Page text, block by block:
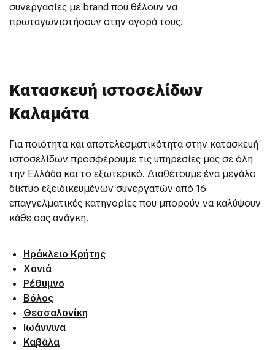
συνεργασίες με brand που θέλουν να
πρωταγωνιστήσουν στην αγορά τους.
Κατασκευή ιστοσελίδων
Καλαμάτα
Για ποιότητα και αποτελεσματικότητα στην κατασκευή
ιστοσελίδων προσφέρουμε τις υπηρεσίες μας σε όλη
την Ελλάδα και το εξωτερικό. Διαθέτουμε ένα μεγάλο
δίκτυο εξειδικευμένων συνεργατών από 16
επαγγελματικές κατηγορίες που μπορούν να καλύψουν
κάθε σας ανάγκη.
Ηράκλειο Κρήτης
Χανιά
Ρέθυμνο
Βόλος
Θεσσαλονίκη
Ιωάννινα
Καβάλα